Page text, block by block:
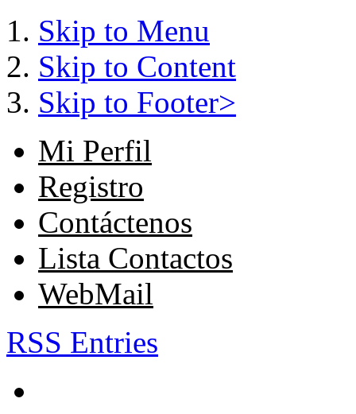
Skip to Menu
Skip to Content
Skip to Footer>
Mi Perfil
Registro
Contáctenos
Lista Contactos
WebMail
RSS Entries